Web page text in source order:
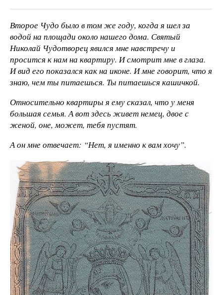
Второе Чудо было в том же году, когда я шел за
водой на площади около нашего дома. Святый
Николай Чудотворец явился мне навстречу и
просится к нам на квартиру. И смотрит мне в глаза.
И вид его показался как на иконе. И мне говорит, что я
знаю, чем ты питаешься. Ты питаешься кашичкой.
Относительно квартиры я ему сказал, что у меня
большая семья. А вот здесь живет немец, двое с
женой, оне, может, тебя пустят.
А он мне отвечает: “Нет, я именно к вам хочу”.